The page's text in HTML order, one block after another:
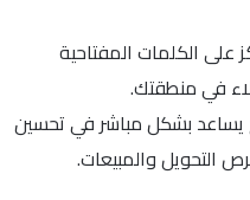
على الكلمات المفتاحية
في منطقتك.
يساعد بشكل مباشر في تحسين
التحويل والمبيعات.